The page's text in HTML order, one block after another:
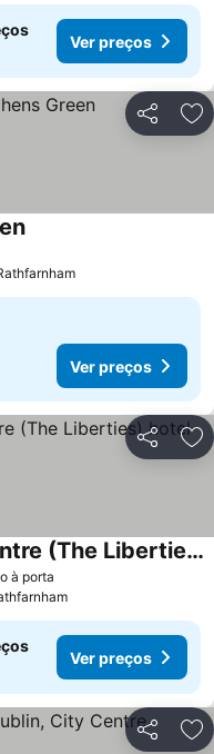
Ver preços
Partilhar
preços
Ver preços
Ver preços
Partilhar
à porta
Premier Inn Dublin City Centre (The Liberties) hotel
Ver preços
Partilhar